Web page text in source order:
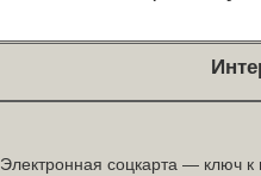
Электронная соцкарта — ключ к